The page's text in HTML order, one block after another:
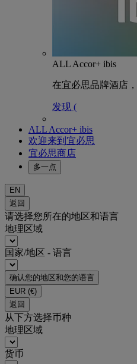
ALL Accor+ ibis
在宜必思品牌酒店，
发现 (
ALL Accor+ ibis
欢迎来到宜必思
宜必思商店
多一点
EN
返回
请选择您所在的地区和语言
地理区域
国家/地区 - 语言
确认您的地区和您的语言
EUR (€)
返回
从下方选择币种
地理区域
货币